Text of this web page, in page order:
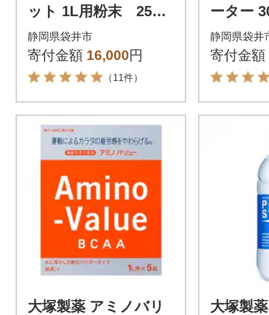
ット 1L用粉末 25袋
(66g×5袋×5箱)
静岡県袋井市
寄付金額 16,000円
（11件）
ーター
静岡県袋井
寄付金額
大塚製薬 アミノバリ
大塚製